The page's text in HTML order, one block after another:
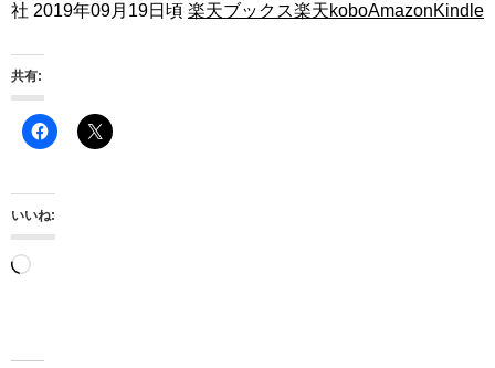
社 2019年09月19日頃 楽天ブックス楽天koboAmazonKindle
共有:
いいね:
読
み